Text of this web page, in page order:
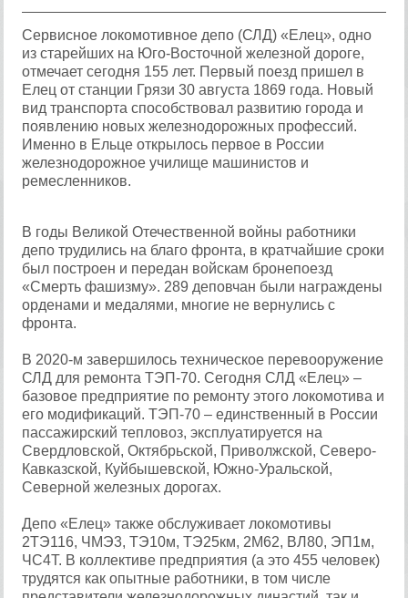
Сервисное локомотивное депо (СЛД) «Елец», одно
из старейших на Юго-Восточной железной дороге,
отмечает сегодня 155 лет. Первый поезд пришел в
Елец от станции Грязи 30 августа 1869 года. Новый
вид транспорта способствовал развитию города и
появлению новых железнодорожных профессий.
Именно в Ельце открылось первое в России
железнодорожное училище машинистов и
ремесленников.
В годы Великой Отечественной войны работники
депо трудились на благо фронта, в кратчайшие сроки
был построен и передан войскам бронепоезд
«Смерть фашизму». 289 деповчан были награждены
орденами и медалями, многие не вернулись с
фронта.
В 2020-м завершилось техническое перевооружение
СЛД для ремонта ТЭП-70. Сегодня СЛД «Елец» –
базовое предприятие по ремонту этого локомотива и
его модификаций. ТЭП-70 – единственный в России
пассажирский тепловоз, эксплуатируется на
Свердловской, Октябрьской, Приволжской, Северо-
Кавказской, Куйбышевской, Южно-Уральской,
Северной железных дорогах.
Депо «Елец» также обслуживает локомотивы
2ТЭ116, ЧМЭ3, ТЭ10м, ТЭ25км, 2М62, ВЛ80, ЭП1м,
ЧС4Т. В коллективе предприятия (а это 455 человек)
трудятся как опытные работники, в том числе